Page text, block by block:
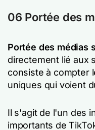
06 Portée des
Portée des médias
directement lié aux
consiste à compter
uniques qui voient
Il s'agit de l'un des
importants de